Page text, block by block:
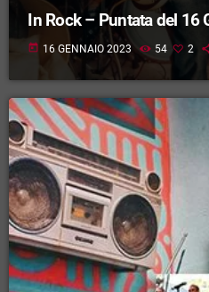
In Rock – Puntata del 16
today 16 GENNAIO 2023 54 2